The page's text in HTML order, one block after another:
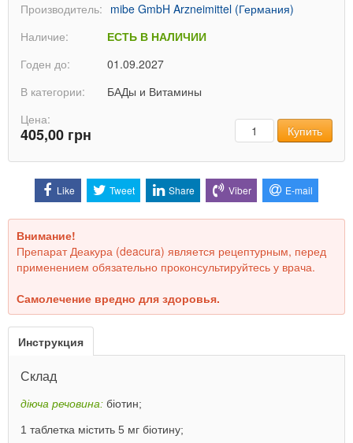
Производитель: mibe GmbH Arzneimittel (Германия)
Наличие:
ЕСТЬ В НАЛИЧИИ
Годен до:
01.09.2027
В категории:
БАДы и Витамины
Цена:
405,00 грн КоличествоКупить
Like Tweet Share Viber E-mail
Внимание!
Препарат Деакура (deacura) является рецептурным, перед
применением обязательно проконсультируйтесь у врача.
Самолечение вредно для здоровья.
Инструкция
Склад
діюча речовина: біотин;
1 таблетка містить 5 мг біотину;